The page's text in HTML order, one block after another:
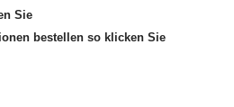
Sie
bestellen so klicken Sie